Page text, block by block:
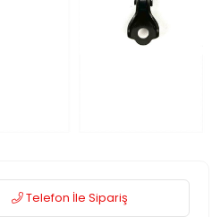
Telefon İle Sipariş